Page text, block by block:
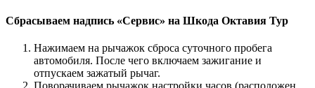
Сбрасываем надпись «Сервис» на Шкода Октавия Тур
Нажимаем на рычажок сброса суточного пробега
автомобиля. После чего включаем зажигание и
отпускаем зажатый рычаг.
Поворачиваем рычажок настройки часов (расположен